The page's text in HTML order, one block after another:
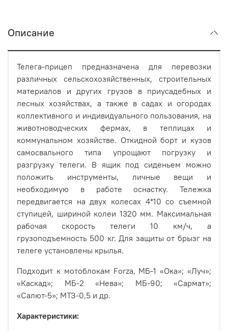
Описание
Телега-прицеп предназначена для перевозки
различных сельскохозяйственных, строительных
материалов и других грузов в приусадебных и
лесных хозяйствах, а также в садах и огородах
коллективного и индивидуального пользования, на
животноводческих фермах, в теплицах и
коммунальном хозяйстве. Откидной борт и кузов
самосвального типа упрощают погрузку и
разгрузку телеги. В ящик под сиденьем можно
положить инструменты, личные вещи и
необходимую в работе оснастку. Тележка
передвигается на двух колесах 4*10 со съемной
ступицей, шириной колеи 1320 мм. Максимальная
рабочая скорость телеги 10 км/ч, а
грузоподъемность 500 кг. Для защиты от брызг на
телеге установлены крылья.
Подходит к мотоблокам Forza, МБ-1 «Ока»; «Луч»;
«Каскад»; МБ-2 «Нева»; МБ-90; «Сармат»;
«Салют-5»; МТЗ-0,5 и др.
Характеристики: